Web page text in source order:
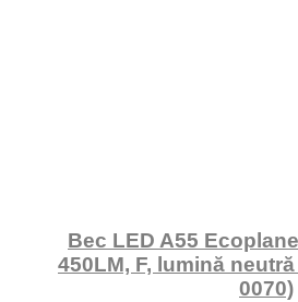
Bec LED A55
450LM, F, lumină
0070)